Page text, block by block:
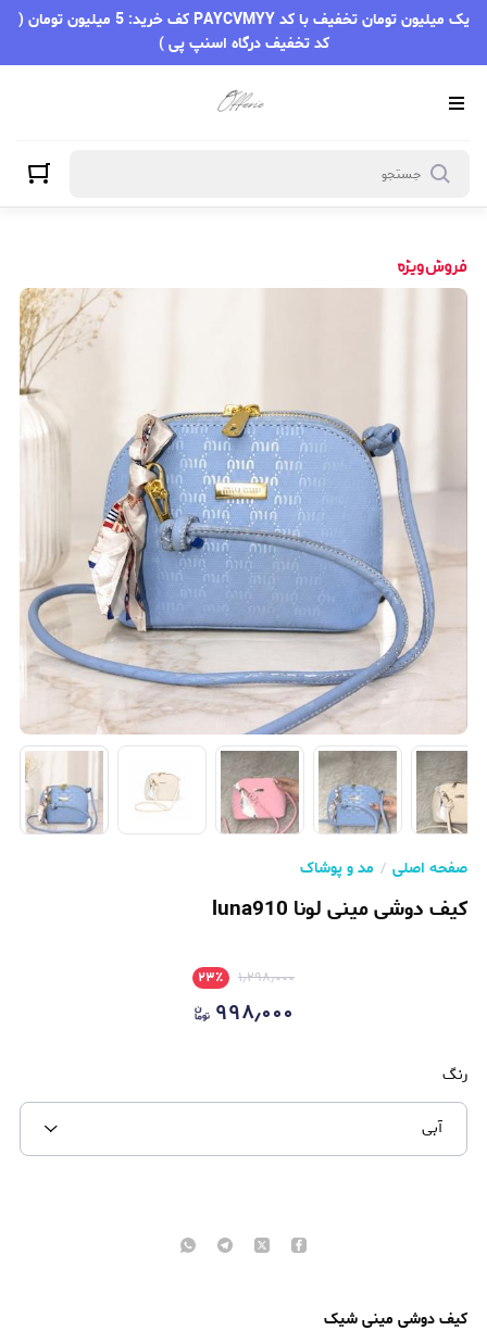
یک میلیون تومان تخفیف با کد PAYCVMYY کف خرید: 5 میلیون تومان (
کد تخفیف درگاه اسنپ پی )
صفحه اصلی مد و پوشاک
کیف دوشی مینی لونا luna910
۱٫۲۹۸٫۰۰۰ ۲۳٪
۹۹۸٫۰۰۰
رنگ
آبی
کیف دوشی مینی شیک